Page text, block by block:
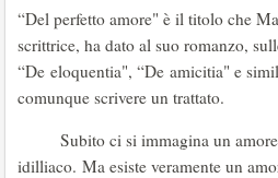
“Del perfetto amore" è il titolo che
scrittrice, ha dato al suo romanzo,
“De eloquentia", “De amicitia" e
comunque scrivere un trattato.
Subito ci si immagina un amore
idilliaco. Ma esiste veramente un